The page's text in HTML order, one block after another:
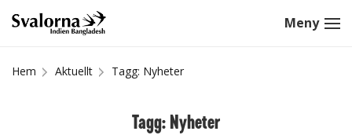
Hem Aktuellt Tagg: Nyheter
Tagg: Nyheter